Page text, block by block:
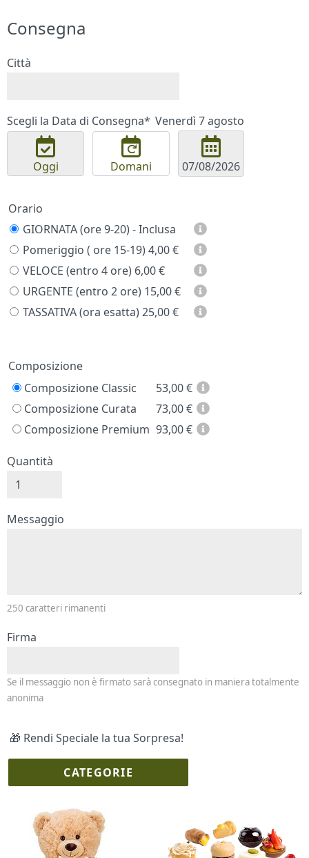
Consegna
Città
Scegli la Data di Consegna* Venerdì 7 agosto
Oggi Domani
Orario
GIORNATA (ore 9-20) - Inclusa
Pomeriggio ( ore 15-19) 4,00 €
VELOCE (entro 4 ore) 6,00 €
URGENTE (entro 2 ore) 15,00 €
TASSATIVA (ora esatta) 25,00 €
Prezzo
Composizione
Composizione Classic
53,00€
Composizione Curata
73,00€
Composizione Premium 93,00€
Quantità
Messaggio e firma
Messaggio
250 caratteri rimanenti
Firma
Se il messaggio non è firmato sarà consegnato in maniera totalmente
anonima
🎁 Rendi Speciale la tua Sorpresa!
CATEGORIE
I più scelti
Profumi Collane Lussoni®